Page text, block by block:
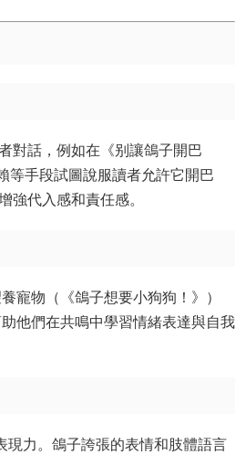
對話，例如在《别讓鴿子開巴
等手段試圖說服讀者允許它開巴
強代入感和責任感。
寵物（《鴿子想要小狗狗！》）
他們在共鳴中學習情緒表達與自我
力。鴿子誇張的表情和肢體語言